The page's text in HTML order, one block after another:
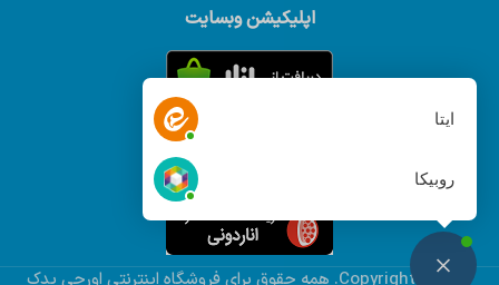
اپلیکیشن وبسایت
ایتا
روبیکا